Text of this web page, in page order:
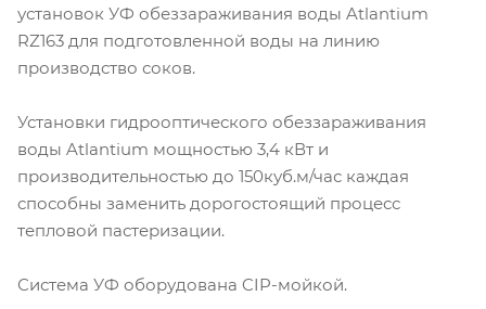
установок УФ обеззараживания воды Atlantium
RZ163 для подготовленной воды на линию
производство соков.
Установки гидрооптического обеззараживания
воды Atlantium мощностью 3,4 кВт и
производительностью до 150куб.м/час каждая
способны заменить дорогостоящий процесс
тепловой пастеризации.
Система УФ оборудована CIP-мойкой.